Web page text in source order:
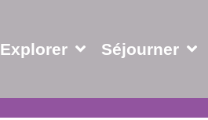
Explorer Séjourner